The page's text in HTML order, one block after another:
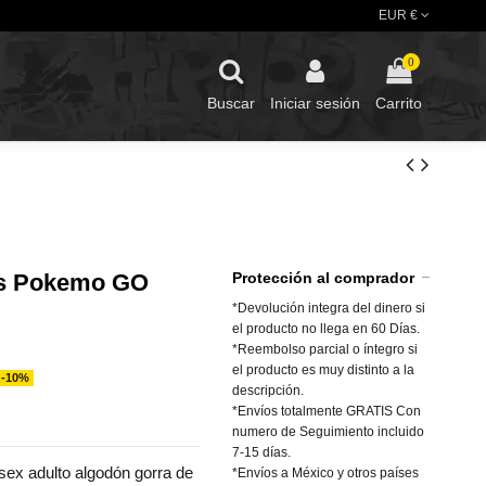
EUR €
Buscar Iniciar sesión
0
Carrito
Pokemo GO
-10%
adulto algodón gorra de
Protección al comprador
*Devolución integra del dinero si
el producto no llega en 60 Días.
*Reembolso parcial o íntegro si
el producto es muy distinto a la
descripción.
*Envíos totalmente GRATIS Con
numero de Seguimiento incluido
7-15 días.
*Envíos a México y otros países